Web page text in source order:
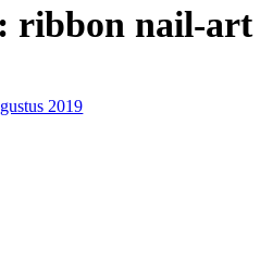
ribbon nail-art
2019